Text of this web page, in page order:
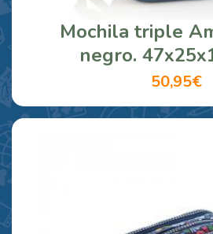
Mochila triple
negro.
50,95€